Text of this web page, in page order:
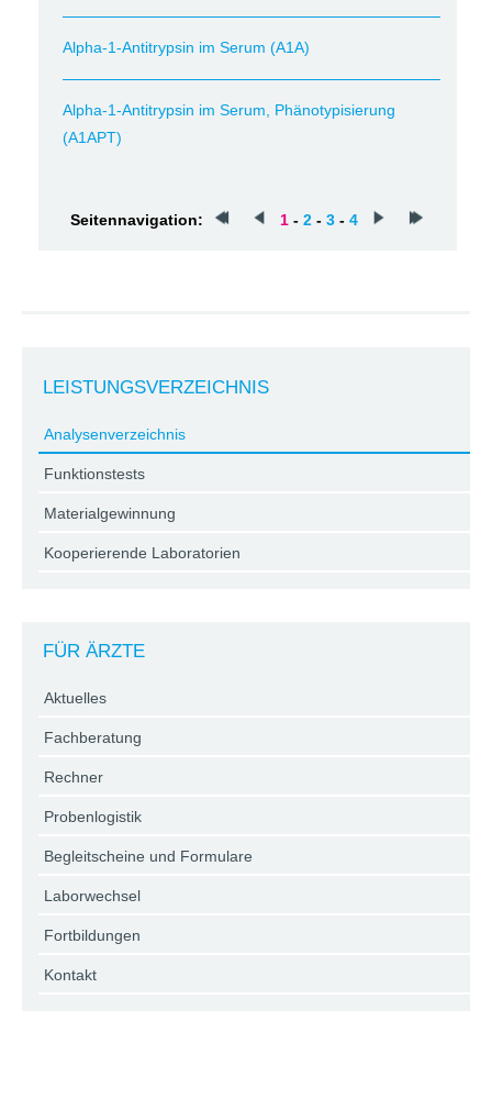
Alpha-1-Antitrypsin im Serum (A1A)
Alpha-1-Antitrypsin im Serum, Phänotypisierung
(A1APT)
Seitennavigation: 1 - 2 - 3 - 4
LEISTUNGSVERZEICHNIS
Analysenverzeichnis
Funktionstests
Materialgewinnung
Kooperierende Laboratorien
FÜR ÄRZTE
Aktuelles
Fachberatung
Rechner
Probenlogistik
Begleitscheine und Formulare
Laborwechsel
Fortbildungen
Kontakt